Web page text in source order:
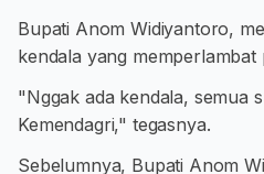
Bupati Anom Widiyantoro,
kendala yang memperlambat
"Nggak ada kendala, semua
Kemendagri," tegasnya.
Sebelumnya, Bupati Anom